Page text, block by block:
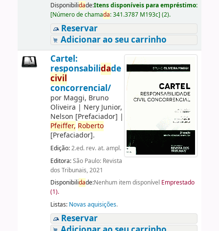
Disponibilidade:Itens disponíveis para empréstimo:
[Número de chamada:341.3787 M193c] (2).
Reservar
Adicionar ao seu carrinho
Cartel:
responsabilidade
civil
concorrencial/
por Maggi, Bruno
Oliveira | Nery Junior,
Nelson [Prefaciador] |
Pfeiffer, Roberto
[Prefaciador].
Edição:2.ed. rev. at. ampl.
Editora:São Paulo: Revista
dos Tribunais, 2021
Disponibilidade:Nenhum item disponível Emprestado
(1).
Listas: Novas aquisições.
Reservar